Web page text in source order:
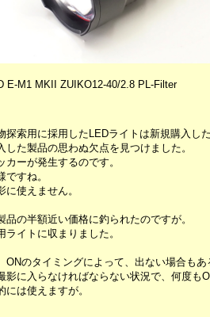
E-M1 MKII ZUIKO12-40/2.8 PL-Filter
探索用に採用したLEDライトは新規購入し
した製品の思わぬ欠点を見つけました。
カーが発生するのです。
すね。
に使えません。
品の半額近い価格に釣られたのですが。
ライトに収まりました。
のタイミングによって、出ない場合もあ
影に入らなければならない状況で、何度も
には使えますが。